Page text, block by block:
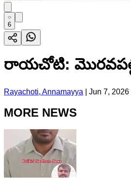
6
రాయచోటి: మొరవపల్లి
Rayachoti, Annamayya Jun 7, 2026
MORE NEWS